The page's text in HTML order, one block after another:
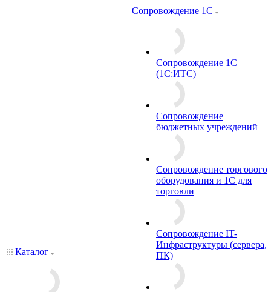
Каталог
Сопровождение 1С
Сопровождение 1С
(1С:ИТС)
Сопровождение
бюджетных учреждений
Сопровождение торгового
оборудования и 1С для
торговли
Сопровождение IT-
Инфраструктуры (сервера,
ПК)